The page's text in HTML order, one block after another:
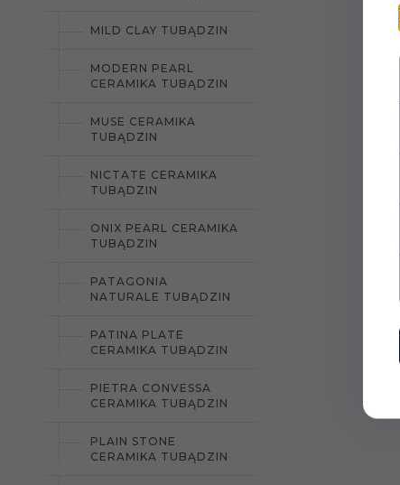
MILD CLAY TUBĄDZIN
MODERN PEARL
CERAMIKA TUBĄDZIN
MUSE CERAMIKA
TUBĄDZIN
NICTATE CERAMIKA
TUBĄDZIN
ONIX PEARL CERAMIKA
TUBĄDZIN
PATAGONIA
NATURALE TUBĄDZIN
PATINA PLATE
CERAMIKA TUBĄDZIN
PIETRA CONVESSA
CERAMIKA TUBĄDZIN
PLAIN STONE
CERAMIKA TUBĄDZIN